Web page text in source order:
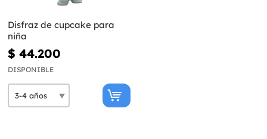
Disfraz de cupcake para
niña
$ 44.200
DISPONIBLE